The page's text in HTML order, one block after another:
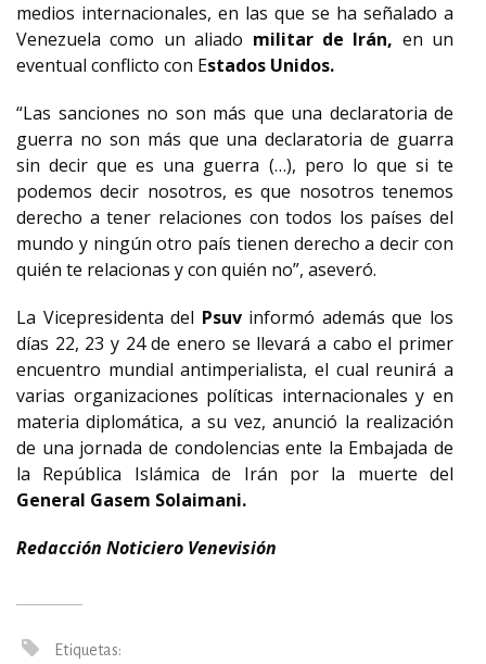
medios internacionales, en las que se ha señalado a
Venezuela como un aliado militar de Irán, en un
eventual conflicto con Estados Unidos.
“Las sanciones no son más que una declaratoria de
guerra no son más que una declaratoria de guarra
sin decir que es una guerra (…), pero lo que si te
podemos decir nosotros, es que nosotros tenemos
derecho a tener relaciones con todos los países del
mundo y ningún otro país tienen derecho a decir con
quién te relacionas y con quién no”, aseveró.
La Vicepresidenta del Psuvinformó además que los
días 22, 23 y 24 de enero se llevará a cabo el primer
encuentro mundial antimperialista, el cual reunirá a
varias organizaciones políticas internacionales y en
materia diplomática, a su vez, anunció la realización
de una jornada de condolencias ente la Embajada de
la República Islámica de Irán por la muerte del
General Gasem Solaimani.
Redacción Noticiero Venevisión
Etiquetas: